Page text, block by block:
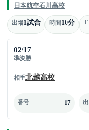
日本航空石川高校
出場1試合 時間10分 T
02/17
準決勝
相手北越高校
番号 17